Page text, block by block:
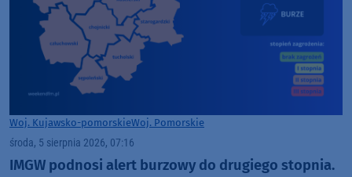
Woj. Kujawsko-pomorskieWoj. Pomorskie
środa, 5 sierpnia 2026, 07:16
IMGW podnosi alert burzowy do drugiego stopnia.